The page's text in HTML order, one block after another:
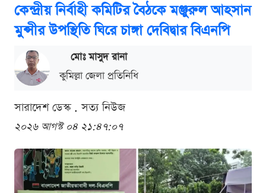
কেন্দ্রীয় নির্বাহী কমিটির বৈঠকে মঞ্জুরুল আহসান
মুন্সীর উপস্থিতি ঘিরে চাঙ্গা দেবিদ্বার বিএনপি
মোঃ মাসুদ রানা
কুমিল্লা জেলা প্রতিনিধি
সারাদেশ ডেস্ক . সত্য নিউজ
২০২৬ আগস্ট ০৪ ২১:৪৭:০৭